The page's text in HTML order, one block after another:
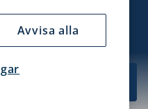
Avvisa alla